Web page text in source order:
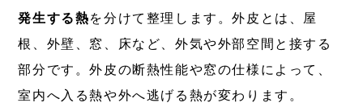
発生する熱を分けて整理します。外皮とは、屋
根、外壁、窓、床など、外気や外部空間と接する
部分です。外皮の断熱性能や窓の仕様によって、
室内へ入る熱や外へ逃げる熱が変わります。